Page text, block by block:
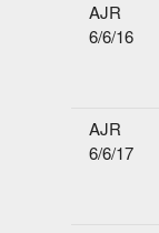
AJR
6/6/16
AJR
6/6/17